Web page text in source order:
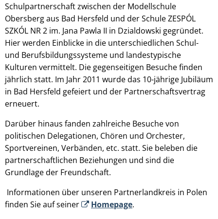
Schulpartnerschaft zwischen der Modellschule
Obersberg aus Bad Hersfeld und der Schule ZESPÓL
SZKÓL NR 2 im. Jana Pawla II in Dzialdowski gegründet.
Hier werden Einblicke in die unterschiedlichen Schul-
und Berufsbildungssysteme und landestypische
Kulturen vermittelt. Die gegenseitigen Besuche finden
jährlich statt. Im Jahr 2011 wurde das 10-jährige Jubiläum
in Bad Hersfeld gefeiert und der Partnerschaftsvertrag
erneuert.
Darüber hinaus fanden zahlreiche Besuche von
politischen Delegationen, Chören und Orchester,
Sportvereinen, Verbänden, etc. statt. Sie beleben die
partnerschaftlichen Beziehungen und sind die
Grundlage der Freundschaft.
Informationen über unseren Partnerlandkreis in Polen
finden Sie auf seiner
Homepage.